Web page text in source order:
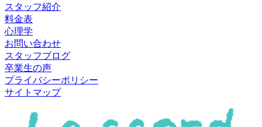
スタッフ紹介
料金表
心理学
お問い合わせ
スタッフブログ
卒業生の声
プライバシーポリシー
サイトマップ